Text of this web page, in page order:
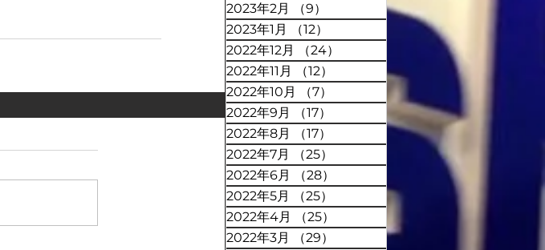
2023年2月
（9）
2023年1月
（12）
2022年12月
（24）
2022年11月
（12）
12件の記事
2022年10月
（7）
7件の記事
2022年9月
（17）
17件の記事
2022年8月
（17）
17件の記事
2022年7月
（25）
2022年6月
（28）
2022年5月
（25）
25件の記事
2022年4月
（25）
25件の記事
2022年3月
（29）
29件の記事